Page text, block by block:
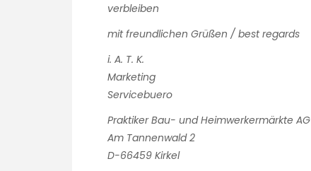
verbleiben
mit freundlichen Grüßen / best regards
i. A. T. K.
Marketing
Servicebuero
Praktiker Bau- und Heimwerkermärkte AG
Am Tannenwald 2
D-66459 Kirkel